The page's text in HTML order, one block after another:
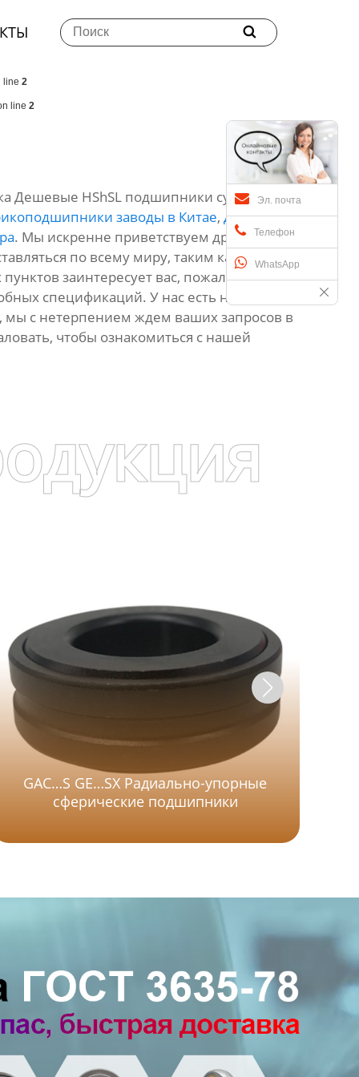

Эл. почта
Телефон
WhatsApp
line 2
line 2
Дешевые HShSL подшипники суставов -
заводы в Китае, Дешевые
. Мы искренне приветствуем друзей со
по всему миру, таким как Европа,
заинтересует вас, пожалуйста,
спецификаций. У нас есть наши
мы с нетерпением ждем ваших запросов в
чтобы ознакомиться с нашей
GAC…S GE…SX Радиально-упорные
сферические подшипники